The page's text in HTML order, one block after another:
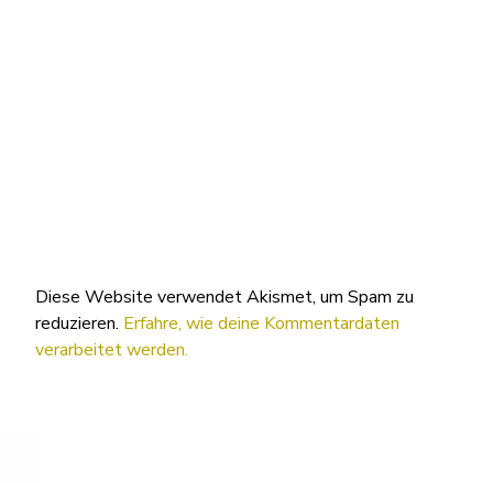
Diese Website verwendet Akismet, um Spam zu
reduzieren. Erfahre, wie deine Kommentardaten
verarbeitet werden.